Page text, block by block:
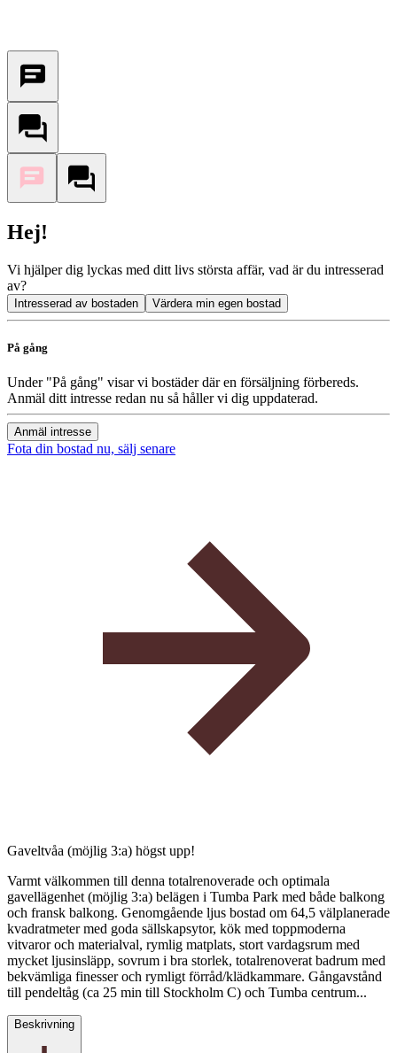
Hej!
Vi hjälper dig lyckas med ditt livs största affär, vad är du intresserad
av?
Intresserad av bostaden Värdera min egen bostad
På gång
Under "På gång" visar vi bostäder där en försäljning förbereds.
Anmäl ditt intresse redan nu så håller vi dig uppdaterad.
Anmäl intresse
Fota din bostad nu, sälj senare
Gaveltvåa (möjlig 3:a) högst upp!
Varmt välkommen till denna totalrenoverade och optimala
gavellägenhet (möjlig 3:a) belägen i Tumba Park med både balkong
och fransk balkong. Genomgående ljus bostad om 64,5 välplanerade
kvadratmeter med goda sällskapsytor, kök med toppmoderna
vitvaror och materialval, rymlig matplats, stort vardagsrum med
mycket ljusinsläpp, sovrum i bra storlek, totalrenoverat badrum med
bekvämliga finesser och rymligt förråd/klädkammare. Gångavstånd
till pendeltåg (ca 25 min till Stockholm C) och Tumba centrum...
Beskrivning